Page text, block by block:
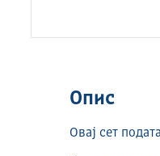
Опис
Овај сет